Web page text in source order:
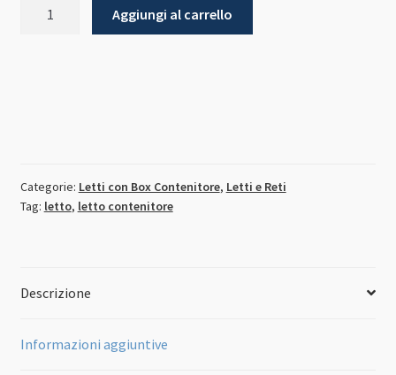
Aggiungi al carrello
Categorie: Letti con Box Contenitore, Letti e Reti
Tag: letto, letto contenitore
Descrizione
Informazioni aggiuntive